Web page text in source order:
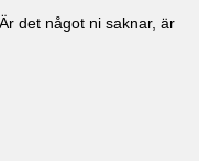
det något ni saknar, är